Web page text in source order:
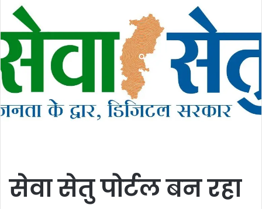
सेवा सेतु पोर्टल बन रहा